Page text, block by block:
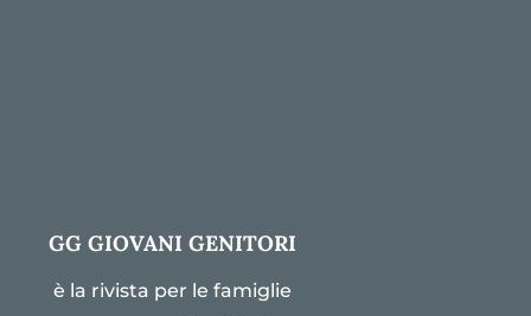
GG GIOVANI GENITORI
è la rivista per le famiglie